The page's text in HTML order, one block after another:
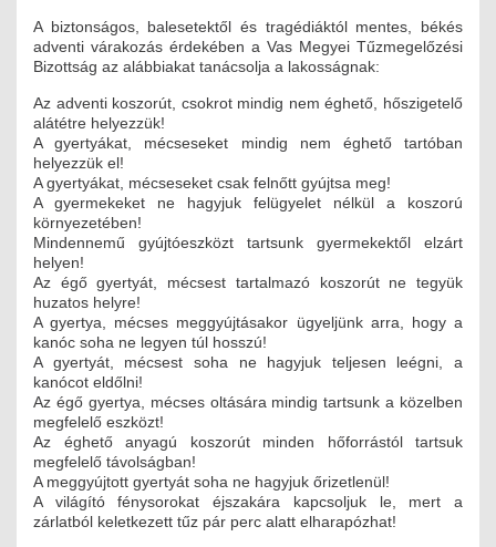
KÖZLEKEDÉSI
TARTÓSZERKEZETI
VÍZÉPÍTÉSI ÉS VÍZGAZDÁLKODÁSI
HÍRKÖZLÉSI ÉS INFORMATIKAI
HÍREK
KÉPZÉSEK
TOVÁBBKÉPZÉSI KÖTELEZETTSÉGEK
JOGI KÖTELEZETTSÉGEK
SZAKMAI KÖTELEZETTSÉGEK
MÉRNÖKI VÁLLALKOZÁSOK
MÉRNÖKI VÁLLALKOZÁSOK
A biztonságos, balesetektől és tragédiáktól mentes, békés
adventi várakozás érdekében a Vas Megyei Tűzmegelőzési
Bizottság az alábbiakat tanácsolja a lakosságnak:
Az adventi koszorút, csokrot mindig nem éghető, hőszigetelő
alátétre helyezzük!
A gyertyákat, mécseseket mindig nem éghető tartóban
helyezzük el!
A gyertyákat, mécseseket csak felnőtt gyújtsa meg!
A gyermekeket ne hagyjuk felügyelet nélkül a koszorú
környezetében!
Mindennemű gyújtóeszközt tartsunk gyermekektől elzárt
helyen!
Az égő gyertyát, mécsest tartalmazó koszorút ne tegyük
huzatos helyre!
A gyertya, mécses meggyújtásakor ügyeljünk arra, hogy a
kanóc soha ne legyen túl hosszú!
A gyertyát, mécsest soha ne hagyjuk teljesen leégni, a
kanócot eldőlni!
Az égő gyertya, mécses oltására mindig tartsunk a közelben
megfelelő eszközt!
Az éghető anyagú koszorút minden hőforrástól tartsuk
megfelelő távolságban!
A meggyújtott gyertyát soha ne hagyjuk őrizetlenül!
A világító fénysorokat éjszakára kapcsoljuk le, mert a
zárlatból keletkezett tűz pár perc alatt elharapózhat!